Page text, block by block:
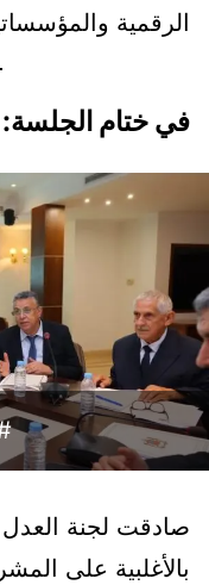
الرقمية
في ختام الجلسة:
صادقت لجنة العدل
بالأغلبية على